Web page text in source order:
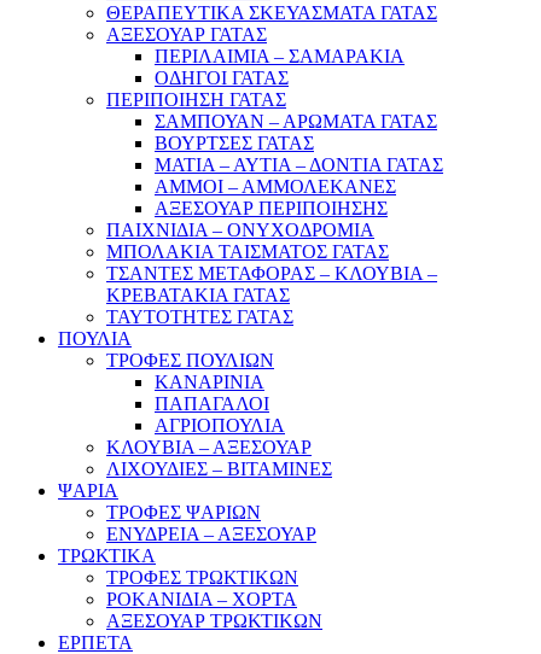
ΘΕΡΑΠΕΥΤΙΚΑ ΣΚΕΥΑΣΜΑΤΑ ΓΑΤΑΣ
ΑΞΕΣΟΥΑΡ ΓΑΤΑΣ
ΠΕΡΙΛΑΙΜΙΑ – ΣΑΜΑΡΑΚΙΑ
ΟΔΗΓΟΙ ΓΑΤΑΣ
ΠΕΡΙΠΟΙΗΣΗ ΓΑΤΑΣ
ΣΑΜΠΟΥΑΝ – ΑΡΩΜΑΤΑ ΓΑΤΑΣ
ΒΟΥΡΤΣΕΣ ΓΑΤΑΣ
ΜΑΤΙΑ – ΑΥΤΙΑ – ΔΟΝΤΙΑ ΓΑΤΑΣ
ΑΜΜΟΙ – ΑΜΜΟΛΕΚΑΝΕΣ
ΑΞΕΣΟΥΑΡ ΠΕΡΙΠΟΙΗΣΗΣ
ΠΑΙΧΝΙΔΙΑ – ΟΝΥΧΟΔΡΟΜΙΑ
ΜΠΟΛΑΚΙΑ ΤΑΙΣΜΑΤΟΣ ΓΑΤΑΣ
ΤΣΑΝΤΕΣ ΜΕΤΑΦΟΡΑΣ – ΚΛΟΥΒΙΑ –
ΚΡΕΒΑΤΑΚΙΑ ΓΑΤΑΣ
ΤΑΥΤΟΤΗΤΕΣ ΓΑΤΑΣ
ΠΟΥΛΙΑ
ΤΡΟΦΕΣ ΠΟΥΛΙΩΝ
ΚΑΝΑΡΙΝΙΑ
ΠΑΠΑΓΑΛΟΙ
ΑΓΡΙΟΠΟΥΛΙΑ
ΚΛΟΥΒΙΑ – ΑΞΕΣΟΥΑΡ
ΛΙΧΟΥΔΙΕΣ – ΒΙΤΑΜΙΝΕΣ
ΨΑΡΙΑ
ΤΡΟΦΕΣ ΨΑΡΙΩΝ
ΕΝΥΔΡΕΙΑ – ΑΞΕΣΟΥΑΡ
ΤΡΩΚΤΙΚΑ
ΤΡΟΦΕΣ ΤΡΩΚΤΙΚΩΝ
ΡΟΚΑΝΙΔΙΑ – ΧΟΡΤΑ
ΑΞΕΣΟΥΑΡ ΤΡΩΚΤΙΚΩΝ
ΕΡΠΕΤΑ